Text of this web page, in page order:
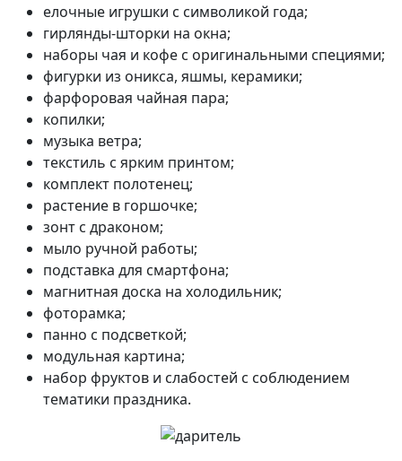
елочные игрушки с символикой года;
гирлянды-шторки на окна;
наборы чая и кофе с оригинальными специями;
фигурки из оникса, яшмы, керамики;
фарфоровая чайная пара;
копилки;
музыка ветра;
текстиль с ярким принтом;
комплект полотенец;
растение в горшочке;
зонт с драконом;
мыло ручной работы;
подставка для смартфона;
магнитная доска на холодильник;
фоторамка;
панно с подсветкой;
модульная картина;
набор фруктов и слабостей с соблюдением
тематики праздника.